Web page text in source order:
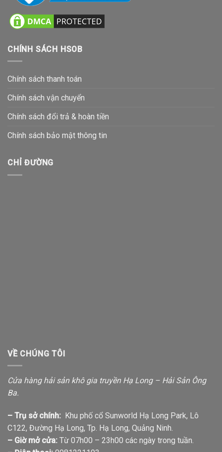
CHÍNH SÁCH HSOB
Chính sách thanh toán
Chính sách vận chuyển
Chính sách đổi trả & hoàn tiền
Chính sách bảo mật thông tin
CHỈ ĐƯỜNG
VỀ CHÚNG TÔI
Cửa hàng hải sản khô gia truyền Hạ Long – Hải Sản Ông
Ba.
– Trụ sở chính: Khu phố cổ Sunworld Hạ Long Park, Lô
C122, Đường Hạ Long, Tp. Hạ Long, Quảng Ninh.
– Giờ mở cửa: Từ 07h00 – 23h00 các ngày trong tuần.